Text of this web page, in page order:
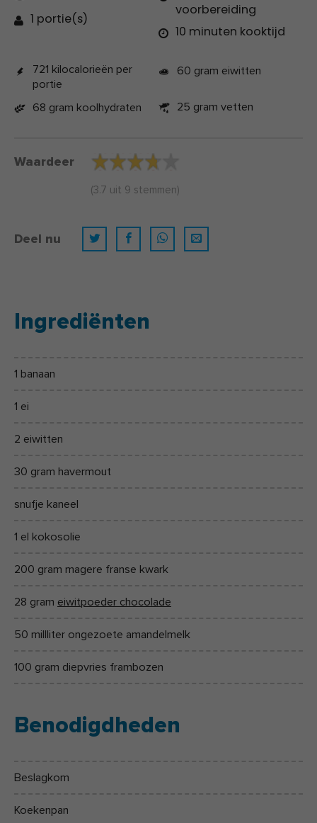
1 portie(s)
voorbereiding
10 minuten kooktijd
721 kilocalorieën per
portie
60 gram eiwitten
68 gram koolhydraten 25 gram vetten
Waardeer
(3.7 uit 9 stemmen)
Deel nu
Ingrediënten
1 banaan
1 ei
2 eiwitten
30 gram havermout
snufje kaneel
1 el kokosolie
200 gram magere franse kwark
28 gram eiwitpoeder chocolade
50 millliter ongezoete amandelmelk
100 gram diepvries frambozen
Benodigdheden
Beslagkom
Koekenpan